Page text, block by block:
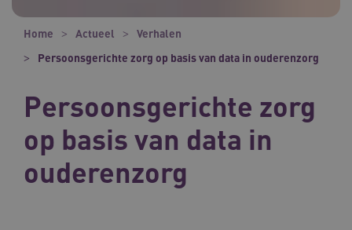
Home Actueel
Verhalen
Persoonsgerichte zorg op basis van data in ouderenzorg
Persoonsgerichte zorg
op basis van data in
ouderenzorg